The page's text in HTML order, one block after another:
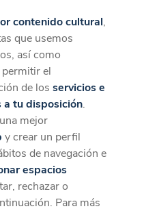
la App
Descargar
contenido cultural,
que usemos
así como
el
de losservicios e
a tu disposición.
mejor
y crear un perfil
de navegación e
espacios
rechazar o
Para más